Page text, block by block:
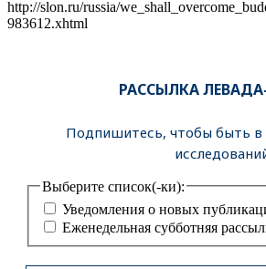
http://slon.ru/russia/
983612.xhtml
РАССЫЛКА
Подпишитесь, чтобы быть в
Выберите список(-ки):
Уведомления о новых
Еженедельная субботняя